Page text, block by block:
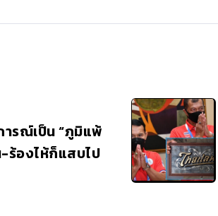
ารณ์เป็น “ภูมิแพ้
ร้องไห้ก็แสบไป